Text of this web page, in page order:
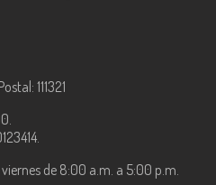
111321
viernes de 8:00 a.m. a 5:00 p.m.